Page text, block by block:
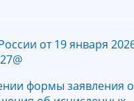
от 19 января
формы заявления о